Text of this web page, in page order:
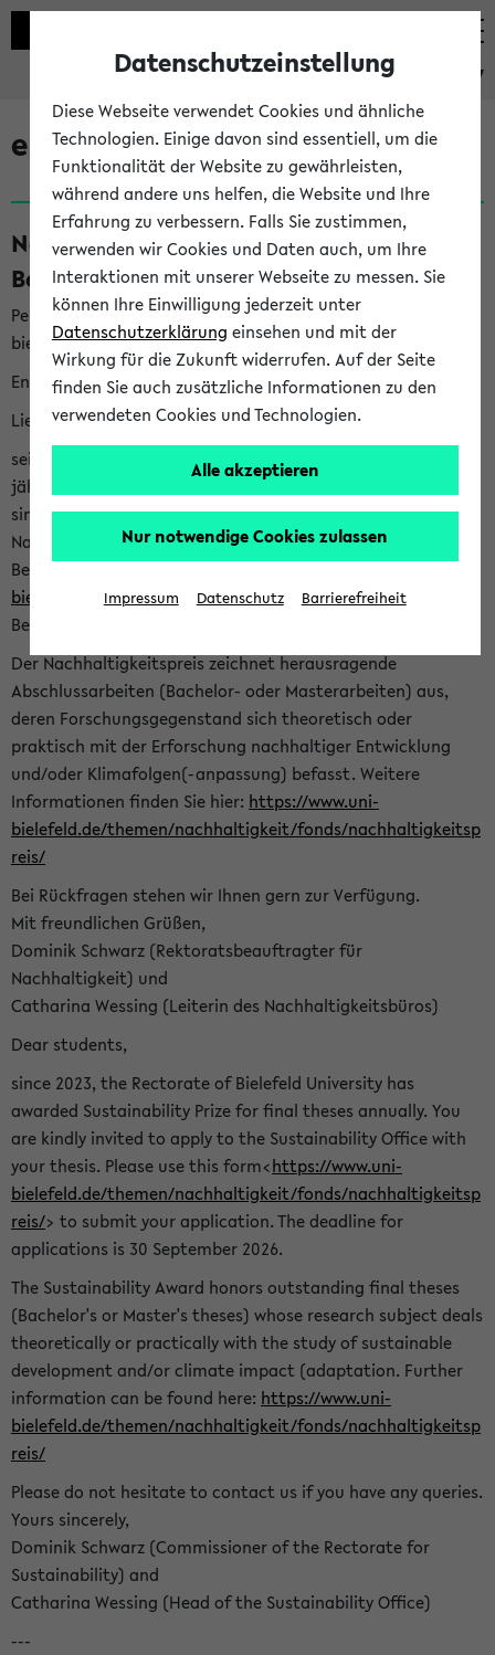
eKVV
eKVV News
Nachhaltigkeitspreis 2026:
Bewerbungsphase gestartet (06.08.26)
Per E-Mail eingestellt von nachhaltigkeitsbuero@uni-
bielefeld.de an den Verteiler 'Alle Studierenden':
English version below
Liebe Studierende,
seit 2023 verleiht das Rektorat der Universität Bielefeld
jährlich den Nachhaltigkeitspreis für Abschlussarbeiten. Sie
sind herzlich eingeladen sich mit Ihrer Abschlussarbeit beim
Nachhaltigkeitsbüro zu bewerben. Bitte nutzen Sie für Ihre
Bewerbung dieses Formular<https://formulare.uni-
bielefeld.de/frontend-server/form/provide/913/>. Die
Bewerbungsfrist endet am 30.09.2026.
Der Nachhaltigkeitspreis zeichnet herausragende
Abschlussarbeiten (Bachelor- oder Masterarbeiten) aus,
deren Forschungsgegenstand sich theoretisch oder
praktisch mit der Erforschung nachhaltiger Entwicklung
und/oder Klimafolgen(-anpassung) befasst. Weitere
Informationen finden Sie hier: https://www.uni-
bielefeld.de/themen/nachhaltigkeit/fonds/nachhaltigkeitsp
reis/
Bei Rückfragen stehen wir Ihnen gern zur Verfügung.
Mit freundlichen Grüßen,
Dominik Schwarz (Rektoratsbeauftragter für
Nachhaltigkeit) und
Catharina Wessing (Leiterin des Nachhaltigkeitsbüros)
Dear students,
since 2023, the Rectorate of Bielefeld University has
awarded Sustainability Prize for final theses annually. You
are kindly invited to apply to the Sustainability Office with
your thesis. Please use this form<https://www.uni-
bielefeld.de/themen/nachhaltigkeit/fonds/nachhaltigkeitsp
reis/> to submit your application. The deadline for
applications is 30 September 2026.
The Sustainability Award honors outstanding final theses
(Bachelor's or Master's theses) whose research subject deals
theoretically or practically with the study of sustainable
development and/or climate impact (adaptation. Further
information can be found here: https://www.uni-
bielefeld.de/themen/nachhaltigkeit/fonds/nachhaltigkeitsp
reis/
Please do not hesitate to contact us if you have any queries.
Yours sincerely,
Dominik Schwarz (Commissioner of the Rectorate for
Sustainability) and
Catharina Wessing (Head of the Sustainability Office)
---
Datenschutzeinstellung
Diese Webseite verwendet Cookies und ähnliche
Technologien. Einige davon sind essentiell, um die
Funktionalität der Website zu gewährleisten,
während andere uns helfen, die Website und Ihre
Erfahrung zu verbessern. Falls Sie zustimmen,
verwenden wir Cookies und Daten auch, um Ihre
Interaktionen mit unserer Webseite zu messen. Sie
können Ihre Einwilligung jederzeit unter
Datenschutzerklärung einsehen und mit der
Wirkung für die Zukunft widerrufen. Auf der Seite
finden Sie auch zusätzliche Informationen zu den
verwendeten Cookies und Technologien.
Alle akzeptieren
Nur notwendige Cookies zulassen
Impressum Datenschutz Barrierefreiheit